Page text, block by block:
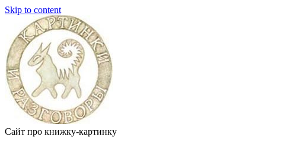
Skip to content
Сайт про книжку-картинку